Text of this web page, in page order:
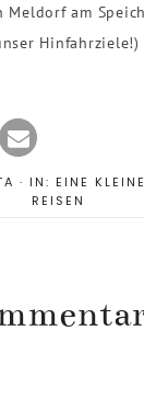
am
Hinfahrziele!)
· IN: EINE
REISEN